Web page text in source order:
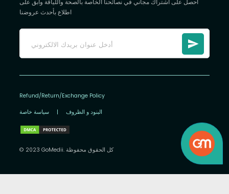
احصل على اشتراك مجاني في نصائحنا الخاصة بالصحة واللياقة وابق على
اطلاع بأحدث عروضنا
Refund/Return/Exchange Policy
سياسة خاصة | البنود و الظروف
© 2023 GoMedii. كل الحقوق محفوظة